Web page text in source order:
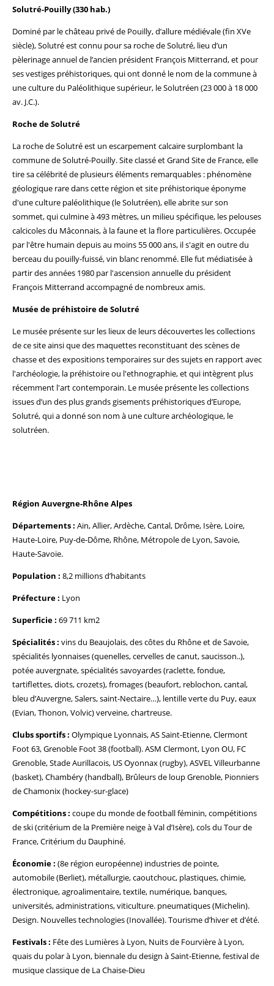
Solutré-Pouilly (330 hab.)
Dominé par le château privé de Pouilly, d’allure médiévale (fin XVe
siècle), Solutré est connu pour sa roche de Solutré, lieu d’un
pèlerinage annuel de l’ancien président François Mitterrand, et pour
ses vestiges préhistoriques, qui ont donné le nom de la commune à
une culture du Paléolithique supérieur, le Solutréen (23 000 à 18 000
av. J.C.).
Roche de Solutré
La roche de Solutré est un escarpement calcaire surplombant la
commune de Solutré-Pouilly. Site classé et Grand Site de France, elle
tire sa célébrité de plusieurs éléments remarquables : phénomène
géologique rare dans cette région et site préhistorique éponyme
d'une culture paléolithique (le Solutréen), elle abrite sur son
sommet, qui culmine à 493 mètres, un milieu spécifique, les pelouses
calcicoles du Mâconnais, à la faune et la flore particulières. Occupée
par l'être humain depuis au moins 55 000 ans, il s'agit en outre du
berceau du pouilly-fuissé, vin blanc renommé. Elle fut médiatisée à
partir des années 1980 par l'ascension annuelle du président
François Mitterrand accompagné de nombreux amis.
Musée de préhistoire de Solutré
Le musée présente sur les lieux de leurs découvertes les collections
de ce site ainsi que des maquettes reconstituant des scènes de
chasse et des expositions temporaires sur des sujets en rapport avec
l'archéologie, la préhistoire ou l'ethnographie, et qui intègrent plus
récemment l'art contemporain. Le musée présente les collections
issues d’un des plus grands gisements préhistoriques d’Europe,
Solutré, qui a donné son nom à une culture archéologique, le
solutréen.
Région Auvergne-Rhône Alpes
Départements : Ain, Allier, Ardèche, Cantal, Drôme, Isère, Loire,
Haute-Loire, Puy-de-Dôme, Rhône, Métropole de Lyon, Savoie,
Haute-Savoie.
Population : 8,2 millions d’habitants
Préfecture : Lyon
Superficie : 69 711 km2
Spécialités : vins du Beaujolais, des côtes du Rhône et de Savoie,
spécialités lyonnaises (quenelles, cervelles de canut, saucisson..),
potée auvergnate, spécialités savoyardes (raclette, fondue,
tartiflettes, diots, crozets), fromages (beaufort, reblochon, cantal,
bleu d’Auvergne, Salers, saint-Nectaire…), lentille verte du Puy, eaux
(Evian, Thonon, Volvic) verveine, chartreuse.
Clubs sportifs : Olympique Lyonnais, AS Saint-Etienne, Clermont
Foot 63, Grenoble Foot 38 (football). ASM Clermont, Lyon OU, FC
Grenoble, Stade Aurillacois, US Oyonnax (rugby), ASVEL Villeurbanne
(basket), Chambéry (handball), Brûleurs de loup Grenoble, Pionniers
de Chamonix (hockey-sur-glace)
Compétitions : coupe du monde de football féminin, compétitions
de ski (critérium de la Première neige à Val d’Isère), cols du Tour de
France, Critérium du Dauphiné.
Économie : (8e région européenne) industries de pointe,
automobile (Berliet), métallurgie, caoutchouc, plastiques, chimie,
électronique, agroalimentaire, textile, numérique, banques,
universités, administrations, viticulture. pneumatiques (Michelin).
Design. Nouvelles technologies (Inovallée). Tourisme d’hiver et d’été.
Festivals : Fête des Lumières à Lyon, Nuits de Fourvière à Lyon,
quais du polar à Lyon, biennale du design à Saint-Etienne, festival de
musique classique de La Chaise-Dieu